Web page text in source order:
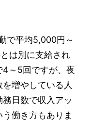
で平均5,000円～
は別に支給され
4～5回ですが、夜
増やしている人
日数で収入アッ
働き方もありま